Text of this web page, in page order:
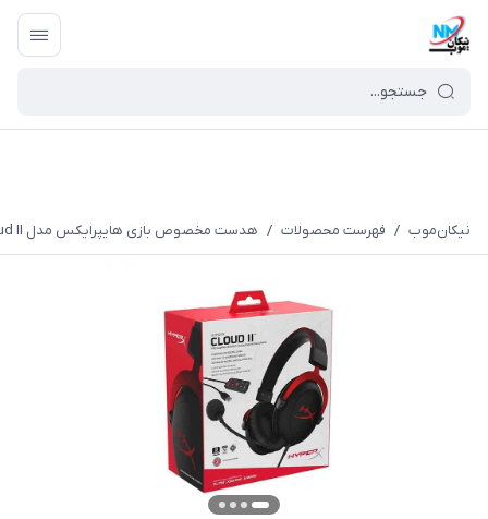
نیکان‌موب / فهرست محصولات / هدست مخصوص بازی هایپرایکس مدل Cloud II